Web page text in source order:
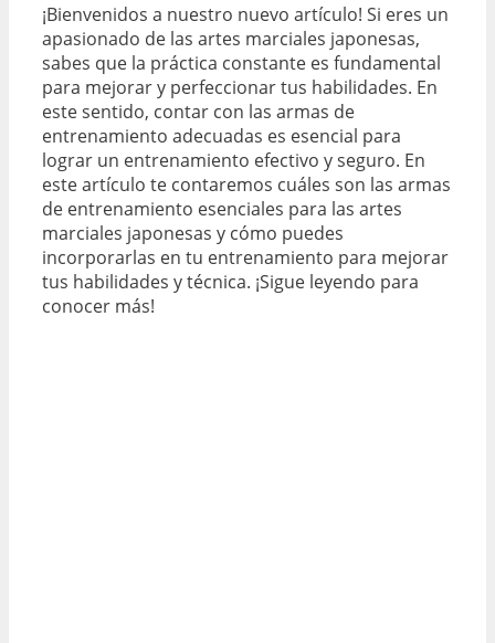
¡Bienvenidos a nuestro nuevo artículo! Si eres un
apasionado de las artes marciales japonesas,
sabes que la práctica constante es fundamental
para mejorar y perfeccionar tus habilidades. En
este sentido, contar con las armas de
entrenamiento adecuadas es esencial para
lograr un entrenamiento efectivo y seguro. En
este artículo te contaremos cuáles son las armas
de entrenamiento esenciales para las artes
marciales japonesas y cómo puedes
incorporarlas en tu entrenamiento para mejorar
tus habilidades y técnica. ¡Sigue leyendo para
conocer más!